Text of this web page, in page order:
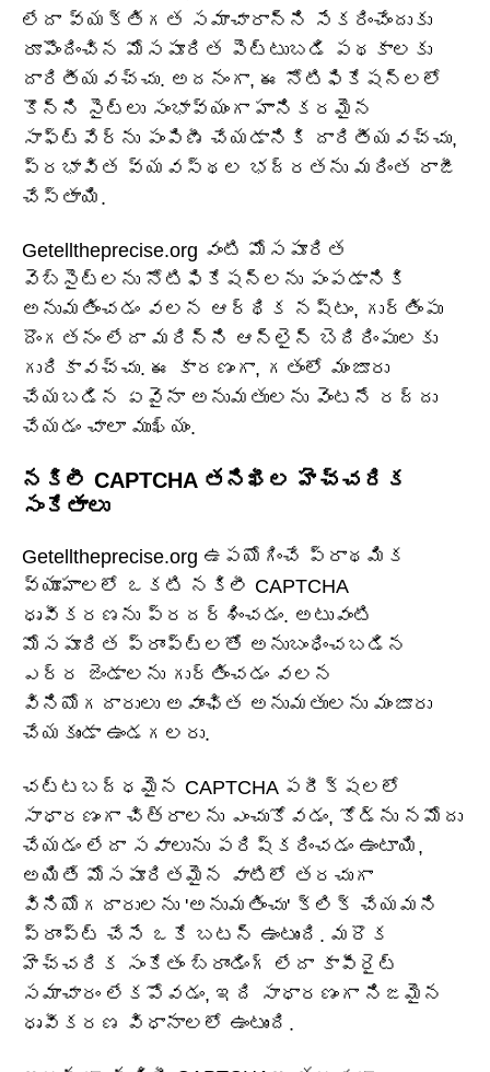
లేదా వ్యక్తిగత సమాచారాన్ని సేకరించేందుకు
రూపొందించిన మోసపూరిత పెట్టుబడి పథకాలకు
దారితీయవచ్చు. అదనంగా, ఈ నోటిఫికేషన్‌లలో
కొన్ని సైట్‌లు సంభావ్యంగా హానికరమైన
సాఫ్ట్‌వేర్‌ను పంపిణీ చేయడానికి దారితీయవచ్చు,
ప్రభావిత వ్యవస్థల భద్రతను మరింత రాజీ
చేస్తాయి.
Getelltheprecise.org వంటి మోసపూరిత
వెబ్‌సైట్‌లను నోటిఫికేషన్‌లను పంపడానికి
అనుమతించడం వలన ఆర్థిక నష్టం, గుర్తింపు
దొంగతనం లేదా మరిన్ని ఆన్‌లైన్ బెదిరింపులకు
గురికావచ్చు. ఈ కారణంగా, గతంలో మంజూరు
చేయబడిన ఏవైనా అనుమతులను వెంటనే రద్దు
చేయడం చాలా ముఖ్యం.
నకిలీ CAPTCHA తనిఖీల హెచ్చరిక
సంకేతాలు
Getelltheprecise.org ఉపయోగించే ప్రాథమిక
వ్యూహాలలో ఒకటి నకిలీ CAPTCHA
ధృవీకరణను ప్రదర్శించడం. అటువంటి
మోసపూరిత ప్రాంప్ట్‌లతో అనుబంధించబడిన
ఎర్ర జెండాలను గుర్తించడం వలన
వినియోగదారులు అవాంఛిత అనుమతులను మంజూరు
చేయకుండా ఉండగలరు.
చట్టబద్ధమైన CAPTCHA పరీక్షలలో
సాధారణంగా చిత్రాలను ఎంచుకోవడం, కోడ్‌ను నమోదు
చేయడం లేదా సవాలును పరిష్కరించడం ఉంటాయి,
అయితే మోసపూరితమైన వాటిలో తరచుగా
వినియోగదారులను 'అనుమతించు' క్లిక్ చేయమని
ప్రాంప్ట్ చేసే ఒకే బటన్ ఉంటుంది. మరొక
హెచ్చరిక సంకేతం బ్రాండింగ్ లేదా కాపీరైట్
సమాచారం లేకపోవడం, ఇది సాధారణంగా నిజమైన
ధృవీకరణ విధానాలలో ఉంటుంది.